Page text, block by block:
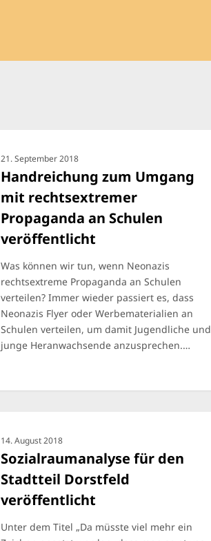
21. September 2018
Handreichung zum Umgang
mit rechtsextremer
Propaganda an Schulen
veröffentlicht
Was können wir tun, wenn Neonazis
rechtsextreme Propaganda an Schulen
verteilen? Immer wieder passiert es, dass
Neonazis Flyer oder Werbematerialien an
Schulen verteilen, um damit Jugendliche und
junge Heranwachsende anzusprechen.…
14. August 2018
Sozialraumanalyse für den
Stadtteil Dorstfeld
veröffentlicht
Unter dem Titel „Da müsste viel mehr ein